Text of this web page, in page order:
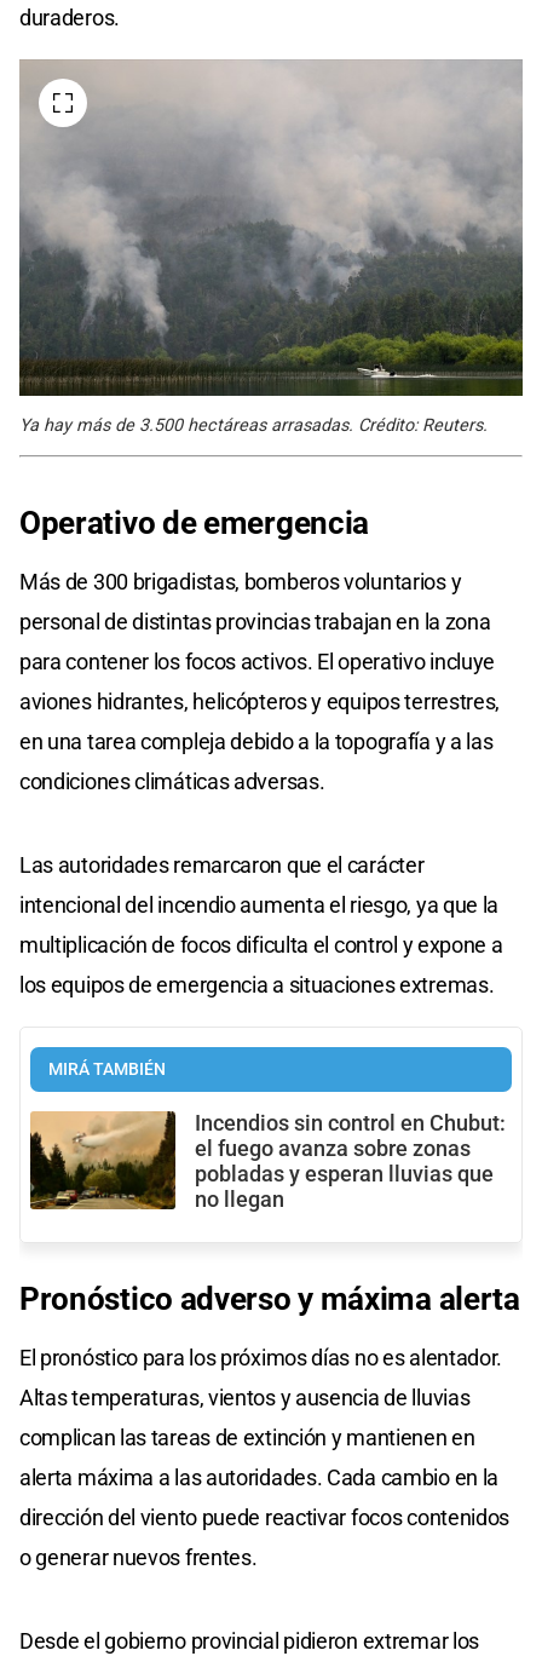
duraderos.
Ya hay más de 3.500 hectáreas arrasadas. Crédito: Reuters.
Operativo de emergencia
Más de 300 brigadistas, bomberos voluntarios y
personal de distintas provincias trabajan en la zona
para contener los focos activos. El operativo incluye
aviones hidrantes, helicópteros y equipos terrestres,
en una tarea compleja debido a la topografía y a las
condiciones climáticas adversas.
Las autoridades remarcaron que el carácter
intencional del incendio aumenta el riesgo, ya que la
multiplicación de focos dificulta el control y expone a
los equipos de emergencia a situaciones extremas.
MIRÁ TAMBIÉN
Incendios sin control en Chubut:
el fuego avanza sobre zonas
pobladas y esperan lluvias que
no llegan
Pronóstico adverso y máxima alerta
El pronóstico para los próximos días no es alentador.
Altas temperaturas, vientos y ausencia de lluvias
complican las tareas de extinción y mantienen en
alerta máxima a las autoridades. Cada cambio en la
dirección del viento puede reactivar focos contenidos
o generar nuevos frentes.
Desde el gobierno provincial pidieron extremar los